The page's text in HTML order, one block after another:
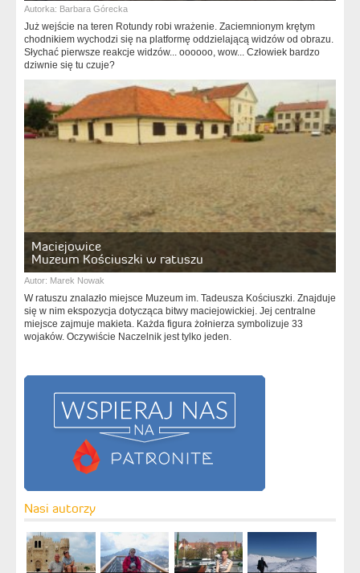
Autorka: Barbara Górecka
Już wejście na teren Rotundy robi wrażenie. Zaciemnionym krętym
chodnikiem wychodzi się na platformę oddzielającą widzów od obrazu.
Słychać pierwsze reakcje widzów... oooooo, wow... Człowiek bardzo
dziwnie się tu czuje?
Maciejowice
Muzeum Kościuszki w ratuszu
Autor: Marek Nowak
W ratuszu znalazło miejsce Muzeum im. Tadeusza Kościuszki. Znajduje
się w nim ekspozycja dotycząca bitwy maciejowickiej. Jej centralne
miejsce zajmuje makieta. Każda figura żołnierza symbolizuje 33
wojaków. Oczywiście Naczelnik jest tylko jeden.
Nasi autorzy